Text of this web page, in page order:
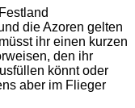
die Azoren gelten
ihr einen kurzen
den ihr
könnt oder
aber im Flieger